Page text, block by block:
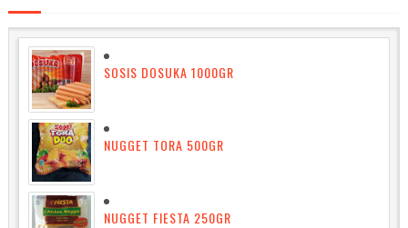
SOSIS DOSUKA 1000GR
NUGGET TORA 500GR
NUGGET FIESTA 250GR